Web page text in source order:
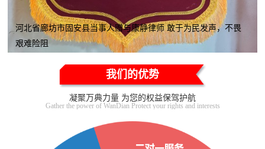
河北省廊坊市固安县当事人赠与康静律师 敢于为民发声，不畏
艰难险阻
我们的优势
凝聚万典力量 为您的权益保驾护航
Gather the power of WanDian Protect your rights and interests